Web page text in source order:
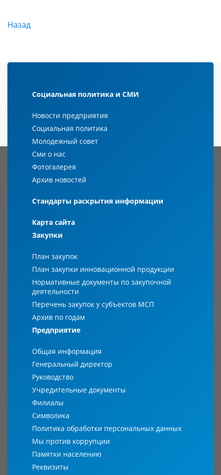
Назад
Социальная политика и СМИ
Новости предприятия
Социальная политика
Молодежный совет
Сми о нас
Фотогалерея
Архив новостей
Стандарты раскрытия информации
Карта сайта
Закупки
План закупок
План закупки инновационной продукции
Нормативные документы по закупочной
деятельности
Перечень закупок у субъектов МСП
Архив по годам
Предприятие
Общая информация
Генеральный директор
Руководство
Учредительные документы
Филиалы
Символика
Политика обработки персональных данных
Мы против коррупции
Памятки населению
Реквизиты